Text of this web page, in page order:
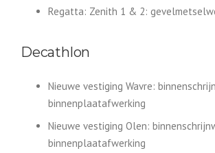
Regatta: Zenith 1 & 2:
Decathlon
Nieuwe vestiging Wavre:
binnenplaatafwerking
Nieuwe vestiging Olen:​
binnenplaatafwerking